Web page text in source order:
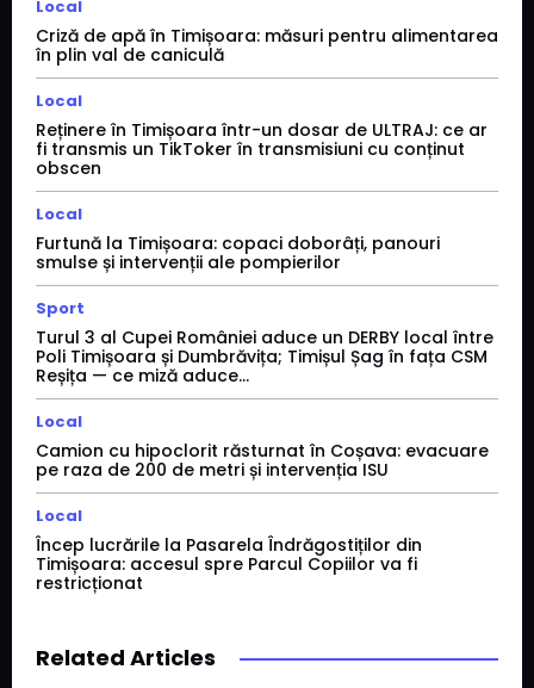
Local
Criză de apă în Timișoara: măsuri pentru alimentarea
în plin val de caniculă
Local
Reținere în Timișoara într-un dosar de ULTRAJ: ce ar
fi transmis un TikToker în transmisiuni cu conținut
obscen
Local
Furtună la Timișoara: copaci doborâți, panouri
smulse și intervenții ale pompierilor
Sport
Turul 3 al Cupei României aduce un DERBY local între
Poli Timișoara și Dumbrăvița; Timișul Șag în fața CSM
Reșița — ce miză aduce...
Local
Camion cu hipoclorit răsturnat în Coșava: evacuare
pe raza de 200 de metri și intervenția ISU
Local
Încep lucrările la Pasarela Îndrăgostiților din
Timișoara: accesul spre Parcul Copiilor va fi
restricționat
Related Articles